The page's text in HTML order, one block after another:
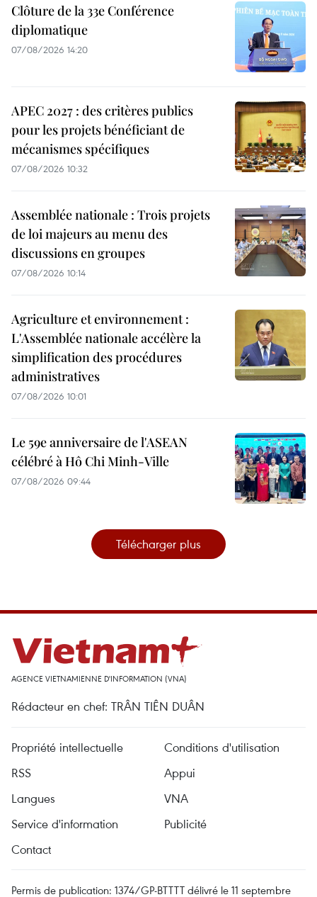
Clôture de la 33e Conférence
diplomatique
07/08/2026 14:20
APEC 2027 : des critères publics
pour les projets bénéficiant de
mécanismes spécifiques
07/08/2026 10:32
Assemblée nationale : Trois projets
de loi majeurs au menu des
discussions en groupes
07/08/2026 10:14
Agriculture et environnement :
L'Assemblée nationale accélère la
simplification des procédures
administratives
07/08/2026 10:01
Le 59e anniversaire de l'ASEAN
célébré à Hô Chi Minh-Ville
07/08/2026 09:44
Télécharger plus
AGENCE VIETNAMIENNE D'INFORMATION (VNA)
Rédacteur en chef: TRÂN TIÊN DUÂN
Propriété intellectuelle
Conditions d'utilisation
RSS
Appui
Langues
VNA
Service d'information
Publicité
Contact
Permis de publication: 1374/GP-BTTTT délivré le 11 septembre